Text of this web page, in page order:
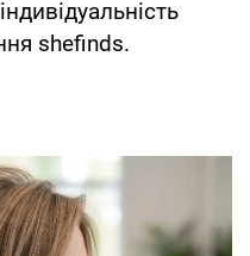
shefinds.